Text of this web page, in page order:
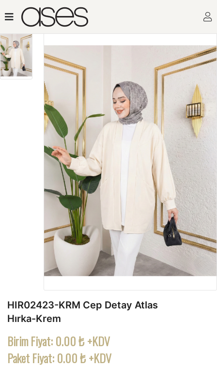
HIR02423-KRM Cep Detay Atlas
Hırka-Krem
Birim Fiyat:0.00 ₺ +KDV
Paket Fiyat:0.00 ₺ +KDV